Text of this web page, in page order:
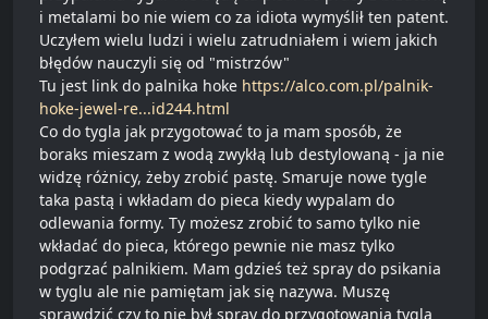
i metalami bo nie wiem co za idiota wymyślił ten patent.
Uczyłem wielu ludzi i wielu zatrudniałem i wiem jakich
błędów nauczyli się od "mistrzów"
Tu jest link do palnika hoke https://alco.com.pl/palnik-
hoke-jewel-re...id244.html
Co do tygla jak przygotować to ja mam sposób, że
boraks mieszam z wodą zwykłą lub destylowaną - ja nie
widzę różnicy, żeby zrobić pastę. Smaruje nowe tygle
taka pastą i wkładam do pieca kiedy wypalam do
odlewania formy. Ty możesz zrobić to samo tylko nie
wkładać do pieca, którego pewnie nie masz tylko
podgrzać palnikiem. Mam gdzieś też spray do psikania
w tyglu ale nie pamiętam jak się nazywa. Muszę
sprawdzić czy to nie był spray do przygotowania tygla